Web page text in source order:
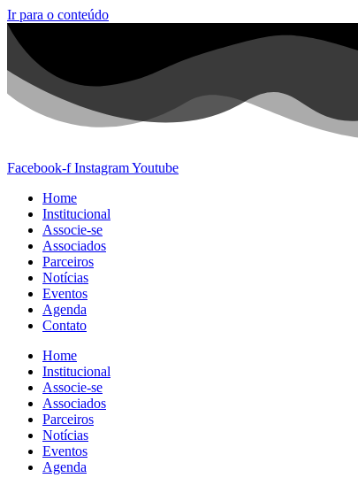
Ir para o conteúdo
Facebook-f InstagramYoutube
Home
Institucional
Associe-se
Associados
Parceiros
Notícias
Eventos
Agenda
Contato
Home
Institucional
Associe-se
Associados
Parceiros
Notícias
Eventos
Agenda